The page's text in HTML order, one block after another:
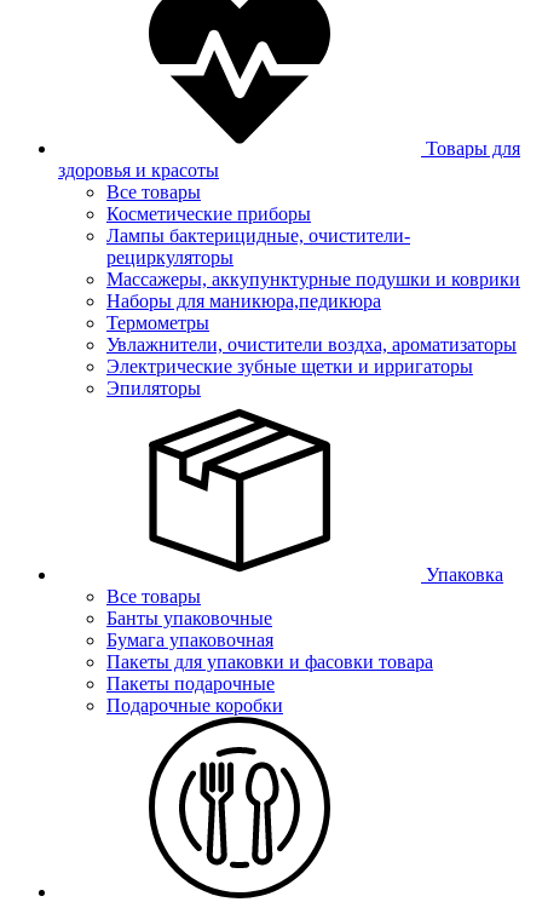
Товары для
здоровья и красоты
Все товары
Косметические приборы
Лампы бактерицидные, очистители-
рециркуляторы
Массажеры, аккупунктурные подушки и коврики
Наборы для маникюра,педикюра
Термометры
Увлажнители, очистители воздха, ароматизаторы
Электрические зубные щетки и ирригаторы
Эпиляторы
Упаковка
Все товары
Банты упаковочные
Бумага упаковочная
Пакеты для упаковки и фасовки товара
Пакеты подарочные
Подарочные коробки